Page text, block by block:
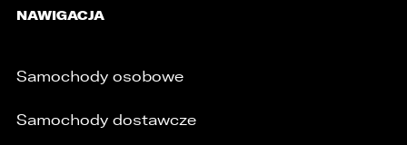
NAWIGACJA
Samochody osobowe
Samochody dostawcze